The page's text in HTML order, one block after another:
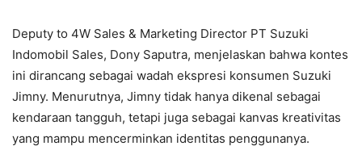
Deputy to 4W Sales & Marketing Director PT Suzuki
Indomobil Sales, Dony Saputra, menjelaskan bahwa kontes
ini dirancang sebagai wadah ekspresi konsumen Suzuki
Jimny. Menurutnya, Jimny tidak hanya dikenal sebagai
kendaraan tangguh, tetapi juga sebagai kanvas kreativitas
yang mampu mencerminkan identitas penggunanya.